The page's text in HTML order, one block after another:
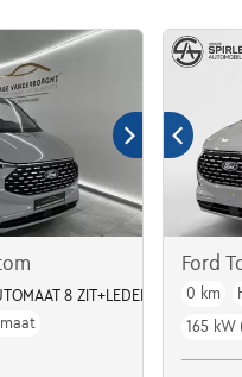
8 ZIT+LEDER NIEUW OKM
Ford
0 km
165 kW